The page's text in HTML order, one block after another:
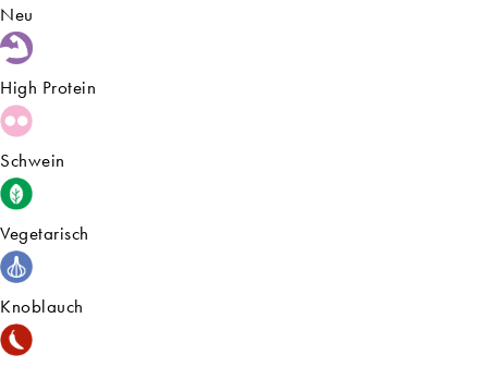
Neu
High Protein
Schwein
Vegetarisch
Knoblauch